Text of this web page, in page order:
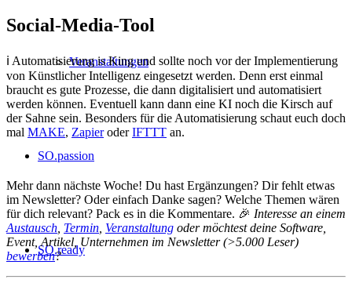
Veranstaltungen
SO.passion
SO.ready
Social-Media-Tool
ℹ️ Automatisierung is King und sollte noch vor der Implementierung
von Künstlicher Intelligenz eingesetzt werden. Denn erst einmal
braucht es gute Prozesse, die dann digitalisiert und automatisiert
werden können. Eventuell kann dann eine KI noch die Kirsch auf
der Sahne sein. Besonders für die Automatisierung schaut euch doch
mal MAKE, ZapieroderIFTTT an.
Mehr dann nächste Woche! Du hast Ergänzungen? Dir fehlt etwas
im Newsletter? Oder einfach Danke sagen? Welche Themen wären
für dich relevant? Pack es in die Kommentare. 🎉 Interesse an einem
Austausch Termin Veranstaltung oder möchtest deine Software,
Event, Artikel, Unternehmen im Newsletter (>5.000 Leser)
bewerben?